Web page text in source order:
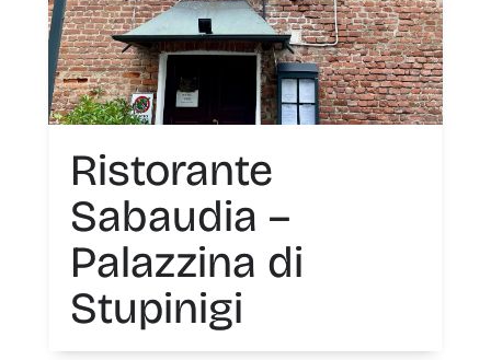
Ristorante
Sabaudia –
Palazzina di
Stupinigi